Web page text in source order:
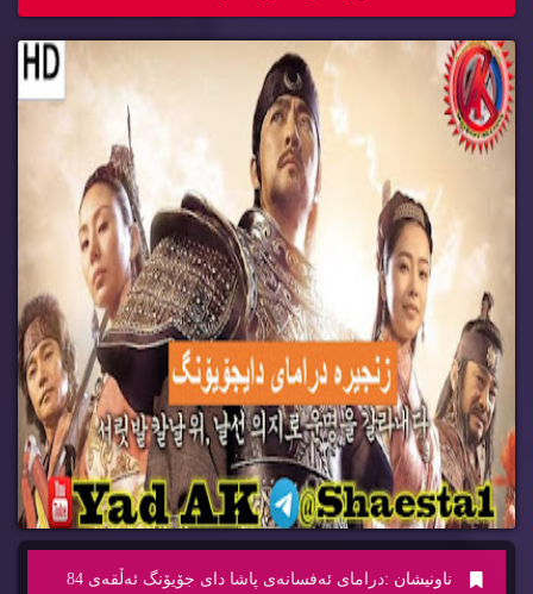
ناونیشان : درامای ئه‌فسانه‌ی پاشا دای جۆیۆنگ ئه‌ڵقه‌ی 84